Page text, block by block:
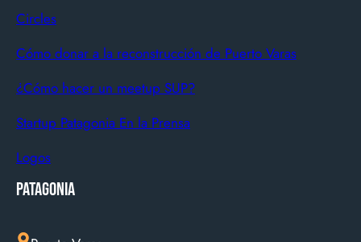
Circles
Cómo donar a la reconstrucción de Puerto Varas
¿Cómo hacer un meetup SUP?
Startup Patagonia En la Prensa
Logos
Patagonia